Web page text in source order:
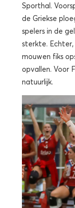
Sporthal.
de Griekse
spelers in de
sterkte. Echter,
mouwen fiks
opvallen. Voor
natuurlijk.